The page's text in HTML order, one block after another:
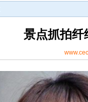
景点抓拍纤